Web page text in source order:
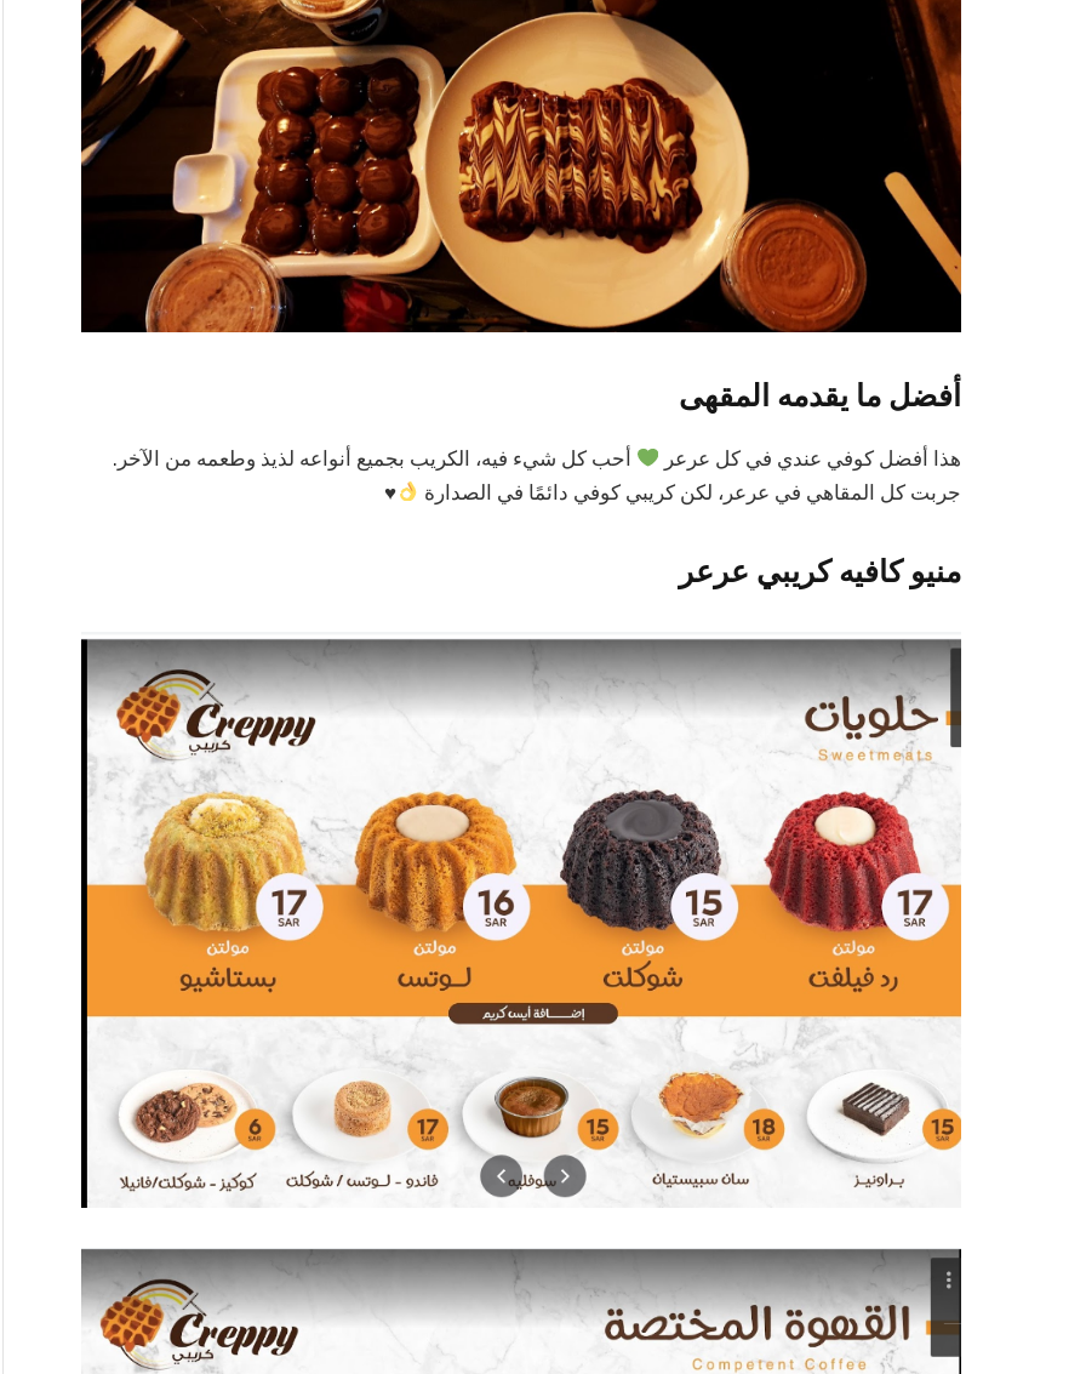
أفضل ما يقدمه المقهى
هذا أفضل كوفي عندي في كل عرعر
أحب كل شيء فيه، الكريب بجميع أنواعه لذيذ وطعمه من الآخر.
جربت كل المقاهي في عرعر، لكن كريبي كوفي دائمًا في الصدارة
♥️
منيو كافيه كريبي عرعر